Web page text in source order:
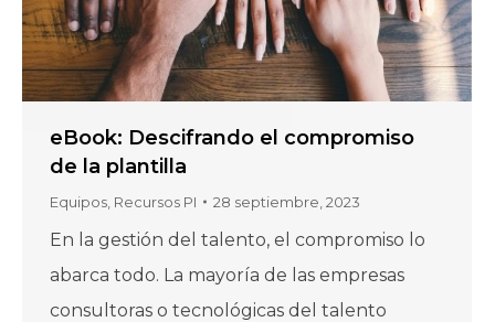
eBook: Descifrando el compromiso
de la plantilla
Equipos Recursos PI 28 septiembre, 2023
En la gestión del talento, el compromiso lo
abarca todo. La mayoría de las empresas
consultoras o tecnológicas del talento